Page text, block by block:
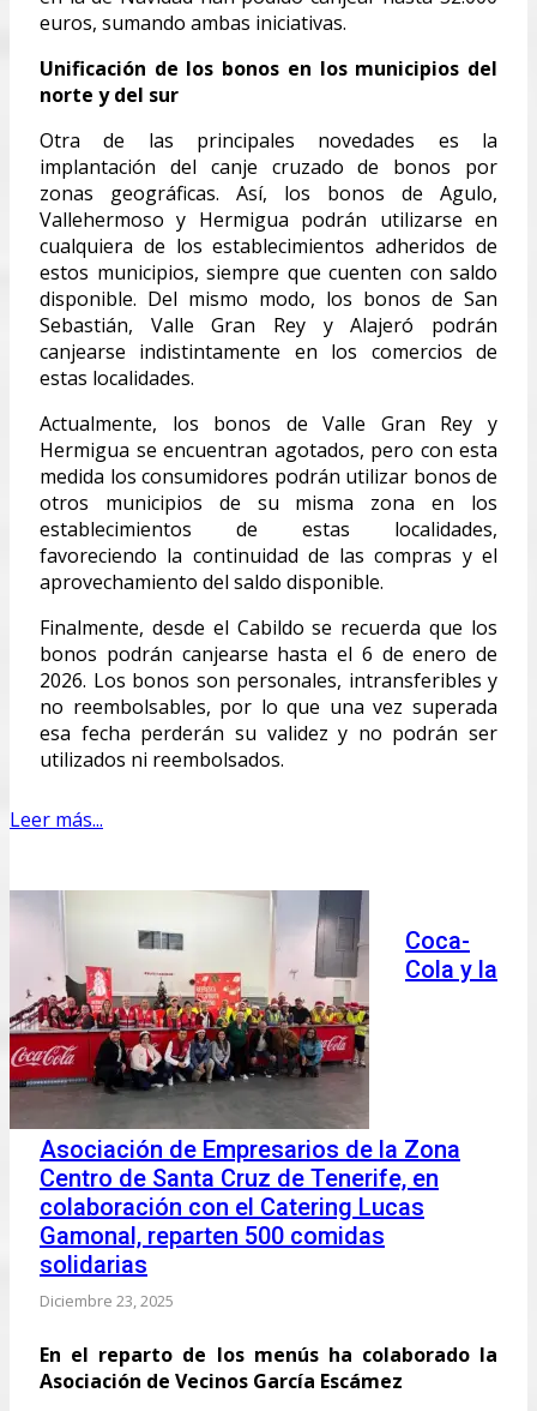
euros, sumando ambas iniciativas.
Unificación de los bonos en los municipios del
norte y del sur
Otra de las principales novedades es la
implantación del canje cruzado de bonos por
zonas geográficas. Así, los bonos de Agulo,
Vallehermoso y Hermigua podrán utilizarse en
cualquiera de los establecimientos adheridos de
estos municipios, siempre que cuenten con saldo
disponible. Del mismo modo, los bonos de San
Sebastián, Valle Gran Rey y Alajeró podrán
canjearse indistintamente en los comercios de
estas localidades.
Actualmente, los bonos de Valle Gran Rey y
Hermigua se encuentran agotados, pero con esta
medida los consumidores podrán utilizar bonos de
otros municipios de su misma zona en los
establecimientos de estas localidades,
favoreciendo la continuidad de las compras y el
aprovechamiento del saldo disponible.
Finalmente, desde el Cabildo se recuerda que los
bonos podrán canjearse hasta el 6 de enero de
2026. Los bonos son personales, intransferibles y
no reembolsables, por lo que una vez superada
esa fecha perderán su validez y no podrán ser
utilizados ni reembolsados.
Leer más...
Coca-
Cola y la
Asociación de Empresarios de la Zona
Centro de Santa Cruz de Tenerife, en
colaboración con el Catering Lucas
Gamonal, reparten 500 comidas
solidarias
Diciembre 23, 2025
En el reparto de los menús ha colaborado la
Asociación de Vecinos García Escámez